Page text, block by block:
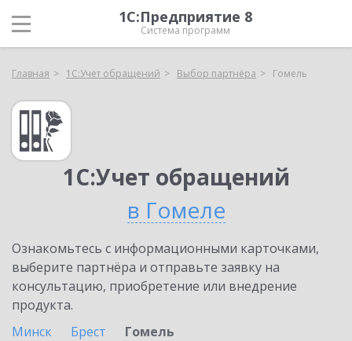
1С:Предприятие 8
Система программ
Главная 1С:Учет обращений Выбор партнёра Гомель
1С:Учет обращений
в Гомеле
Ознакомьтесь с информационными карточками,
выберите партнёра и отправьте заявку на
консультацию, приобретение или внедрение
продукта.
Минск
Брест
Гомель